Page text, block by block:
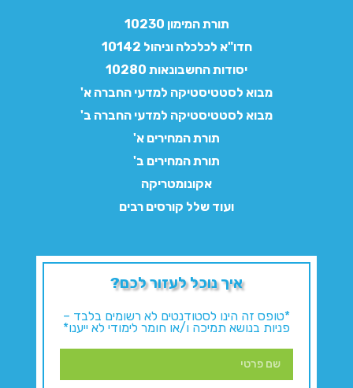
תורת המימון 10230
חדו"א לכלכלה וניהול 10142
יסודות החשבונאות 10280
מבוא לסטטיסטיקה למדעי החברה א'
מבוא לסטטיסטיקה למדעי החברה ב'
תורת המחירים א'
תורת המחירים ב'
אקונומטריקה
ועוד שלל קורסים רבים
איך נוכל לעזור לכם?
*טופס זה הינו לסטודנטים לא רשומים בלבד –
פניות בנושא תמיכה ו/או חומר לימודי לא ייענו*